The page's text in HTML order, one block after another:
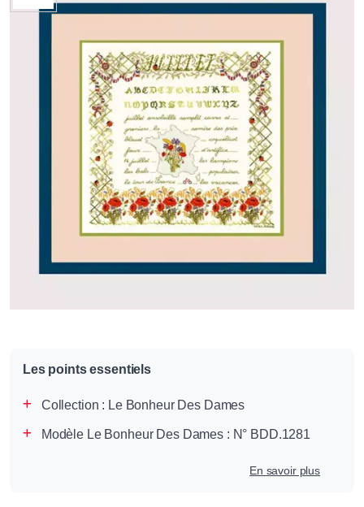
Les points essentiels
Collection : Le Bonheur Des Dames
Modèle Le Bonheur Des Dames : N° BDD.1281
En savoir plus